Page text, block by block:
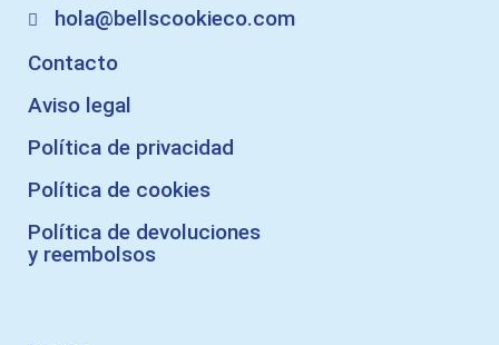
hola@bellscookieco.com
Contacto
Aviso legal
Política de privacidad
Política de cookies
Política de devoluciones
y reembolsos